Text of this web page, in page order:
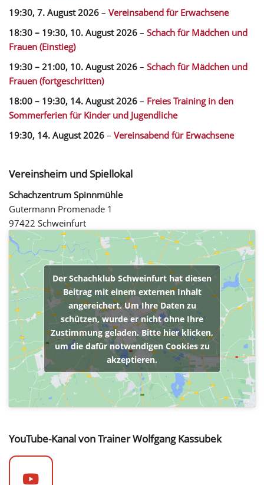
19:30, 7. August 2026 – Vereinsabend für Erwachsene
18:30 – 19:30, 10. August 2026 – Schach für Mädchen und
Frauen (Einstieg)
19:30 – 21:00, 10. August 2026 – Schach für Mädchen und
Frauen (fortgeschritten)
18:00 – 19:30, 14. August 2026 – Freies Training in den
Sommerferien für Kinder und Jugendliche
19:30, 14. August 2026 – Vereinsabend für Erwachsene
Vereinsheim und Spiellokal
Schachzentrum Spinnmühle
Gutermann Promenade 1
97422 Schweinfurt
Der Schachklub Schweinfurt hat diesen
Beitrag mit einem externen Inhalt
angereichert. Um Ihre Daten zu
schützen, wurde er nicht ohne Ihre
Zustimmung geladen. Bitte hier klicken,
um die dafür notwendigen Cookies zu
akzeptieren.
YouTube-Kanal von Trainer Wolfgang Kassubek